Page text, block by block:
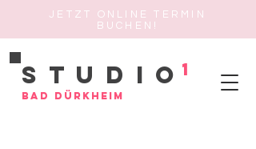
JETZT ONLINE TERMIN
BUCHEN!
Studio
Bad Dürkheim
1